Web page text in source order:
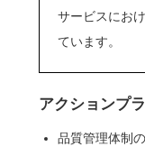
サービスにお
ています。
アクションプ
品質管理体制